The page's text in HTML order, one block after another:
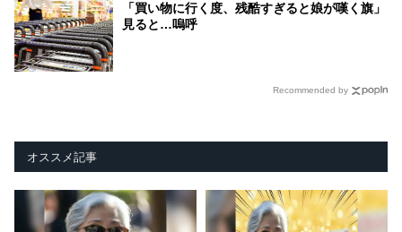
「買い物に行く度、残酷すぎると娘が嘆く旗」
見ると…嗚呼
Recommended by
オススメ記事